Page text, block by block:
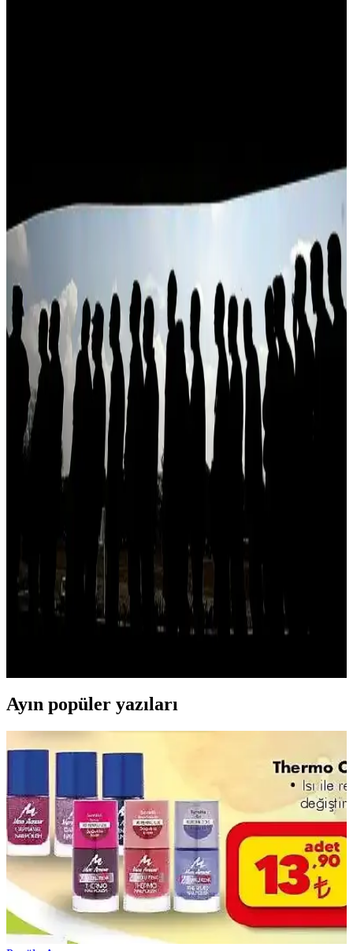
Avokadolu yumurta tostu, sağlıklı yağlar ve proteinle dengelenmiş,
kolay hazırlanabilen hafif bir kahvaltı veya ara öğün seçeneğidir.
Malzeme ve pişirme tercihleriyle lezzeti kişiselleştirilebilir.
Sarımsaklı Ekmek Tadında Ay Çöreği Tarifleri ve
Pişirme Önerileri
Ay çörekleri sarımsaklı tereyağı ve çeşitli iç malzemelerle
zenginleştirilerek kahvaltı ve atıştırmalıklar için pratik, aromatik
tarifler sunar. Pişirme teknikleri ve malzeme dengesi lezzeti artırır.
Fındık Kreması Ürünleri ve Özellikleri: Antep
Fıstıklı ve Kakaolu Seçenekler
Fındık kreması, Antep fıstığı ve kakao içerikleriyle kahvaltı ve
tatlılara zenginlik katan popüler ürünlerdir. Çeşitleri, paketleri ve
satış kanallarıyla geniş seçenekler sunar.
Haşhaş Kreması Nedir ve Sağlıklı Kahvaltı
Seçenekleri Arasındaki Yeri
Haşhaş kreması, doğal içerikleri ve yüksek besin değeriyle
kahvaltılarda sağlıklı ve lezzetli bir alternatif sunar, içerdiği omega-3
Cocopops Kahvaltılık Gevrekler: Çocuklar ve
Yetişkinler İçin Pratik ve Lezzetli Seçenekler
Cocopops, tatlı ve gevrek yapısıyla çocuklar ve yetişkinler arasında
Ayın popüler yazıları